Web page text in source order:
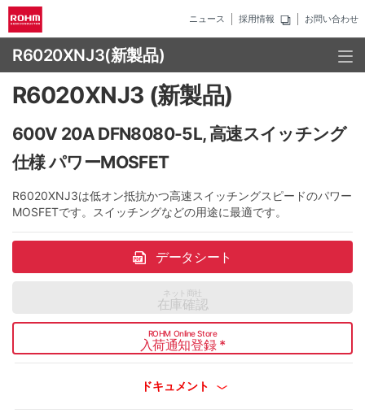
ニュース 採用情報 お問い合わせ
R6020XNJ3(新製品)
R6020XNJ3 (新製品)
600V 20A DFN8080-5L, 高速スイッチング
仕様 パワーMOSFET
R6020XNJ3は低オン抵抗かつ高速スイッチングスピードのパワー
MOSFETです。スイッチングなどの用途に最適です。
データシート
ネット商社
在庫確認
ROHM Online Store
入荷通知登録*
ドキュメント